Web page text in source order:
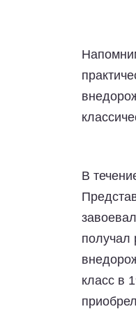
В
получал
класс в